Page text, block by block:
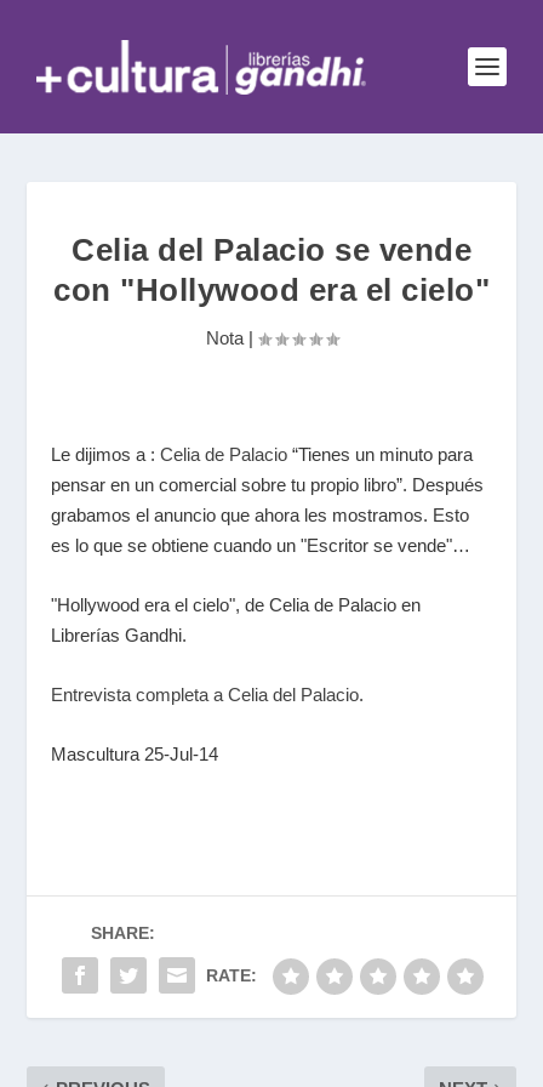
Celia del Palacio se vende
con "Hollywood era el cielo"
Nota|
Le dijimos a :Celia de Palacio “Tienes un minuto para
pensar en un comercial sobre tu propio libro”. Después
grabamos el anuncio que ahora les mostramos. Esto
es lo que se obtiene cuando un "Escritor se vende"…
"Hollywood era el cielo", de Celia de Palacio en
Librerías Gandhi.
Entrevista completa a Celia del Palacio.
Mascultura 25-Jul-14
SHARE:
RATE: